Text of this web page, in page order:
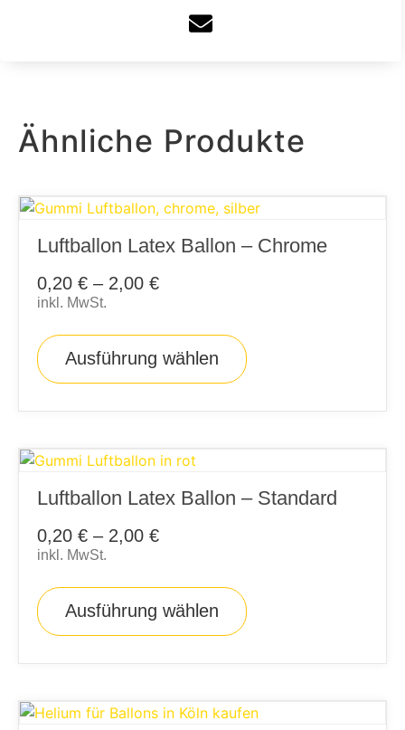
Ähnliche Produkte
Luftballon Latex Ballon – Chrome
0,20 € – 2,00 €
inkl. MwSt.
Ausführung wählen
Luftballon Latex Ballon – Standard
0,20 € – 2,00 €
inkl. MwSt.
Ausführung wählen